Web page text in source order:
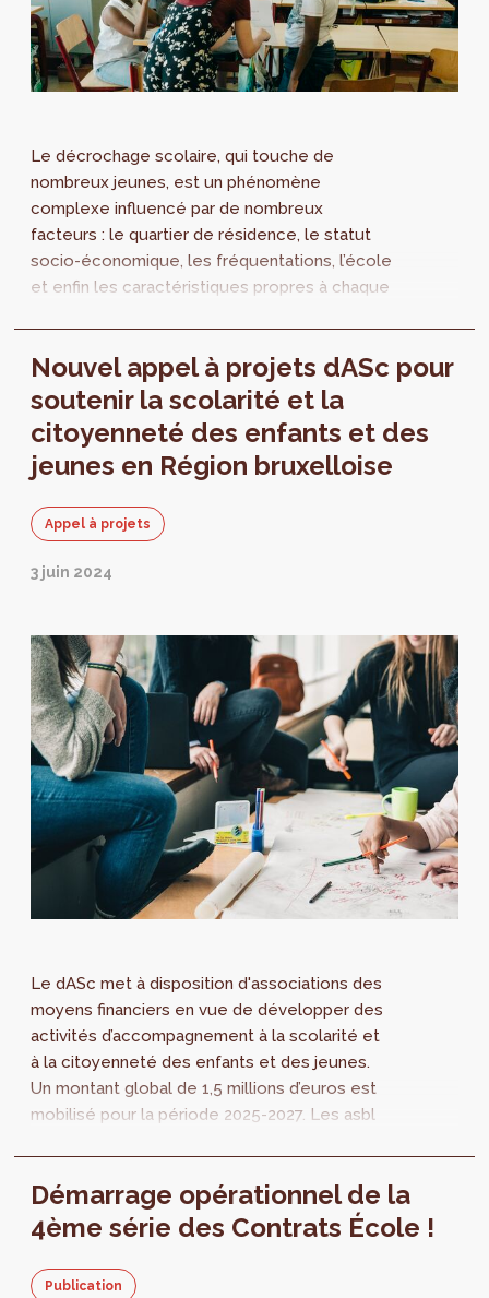
Le décrochage scolaire, qui touche de
nombreux jeunes, est un phénomène
complexe influencé par de nombreux
facteurs : le quartier de résidence, le statut
socio-économique, les fréquentations, l’école
et enfin les caractéristiques propres à chaque
Nouvel appel à projets dASc pour
soutenir la scolarité et la
citoyenneté des enfants et des
jeunes en Région bruxelloise
Appel à projets
3 juin 2024
Le dASc met à disposition d'associations des
moyens financiers en vue de développer des
activités d’accompagnement à la scolarité et
à la citoyenneté des enfants et des jeunes.
Un montant global de 1,5 millions d’euros est
mobilisé pour la période 2025-2027. Les asbl
Démarrage opérationnel de la
4ème série des Contrats École !
Publication